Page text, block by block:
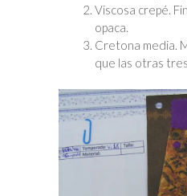
Viscosa crepé.
opaca.
Cretona media.
que las otras